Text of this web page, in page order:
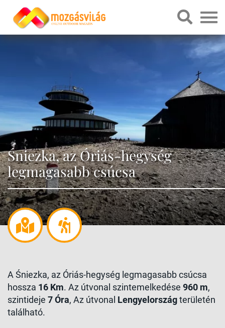
Śniezka, az Óriás-hegység
legmagasabb csúcsa
A Śniezka, az Óriás-hegység legmagasabb csúcsa
hossza 16 Km. Az útvonal szintemelkedése 960 m,
szintideje 7 Óra, Az útvonal Lengyelországterületén
található.